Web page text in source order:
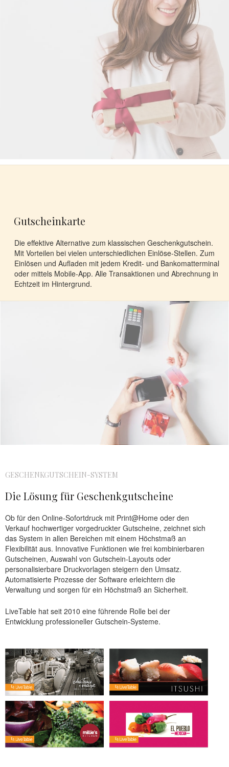
Gutscheinkarte
Die effektive Alternative zum klassischen Geschenkgutschein.
Mit Vorteilen bei vielen unterschiedlichen Einlöse-Stellen. Zum
Einlösen und Aufladen mit jedem Kredit- und Bankomatterminal
oder mittels Mobile-App. Alle Transaktionen und Abrechnung in
Echtzeit im Hintergrund.
GESCHENKGUTSCHEIN-SYSTEM
Die Lösung für Geschenkgutscheine​
Ob für den Online-Sofortdruck mit Print@Home oder den
Verkauf hochwertiger vorgedruckter Gutscheine, zeichnet sich
das System in allen Bereichen mit einem Höchstmaß an
Flexibilität aus. Innovative Funktionen wie frei kombinierbaren
Gutscheinen, Auswahl von Gutschein-Layouts oder
personalisierbare Druckvorlagen steigern den Umsatz.
Automatisierte Prozesse der Software erleichtern die
Verwaltung und sorgen für ein Höchstmaß an Sicherheit.
LiveTable hat seit 2010 eine führende Rolle bei der
Entwicklung professioneller Gutschein-Systeme.